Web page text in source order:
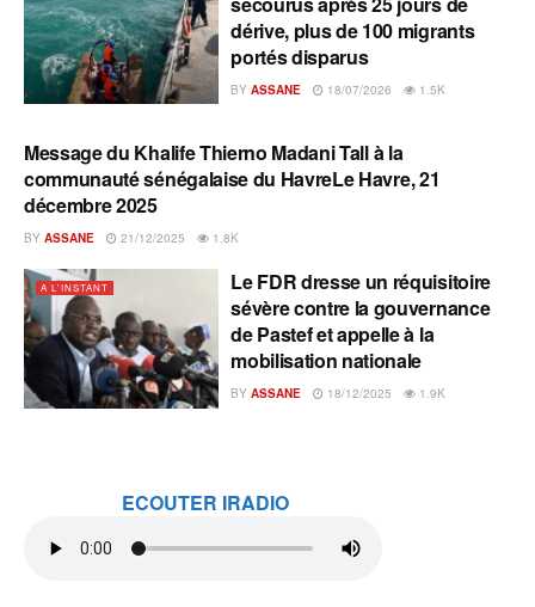
dérive, plus de 100 migrants
portés disparus
BY ASSANE 18/07/2026 1.5K
A L'INSTANT
Message du Khalife Thierno Madani Tall à la
communauté sénégalaise du HavreLe Havre, 21
décembre 2025
BY ASSANE 21/12/2025 1.8K
A L'INSTANT
Le FDR dresse un réquisitoire
sévère contre la gouvernance
de Pastef et appelle à la
mobilisation nationale
BY ASSANE 18/12/2025 1.9K
ECOUTER IRADIO